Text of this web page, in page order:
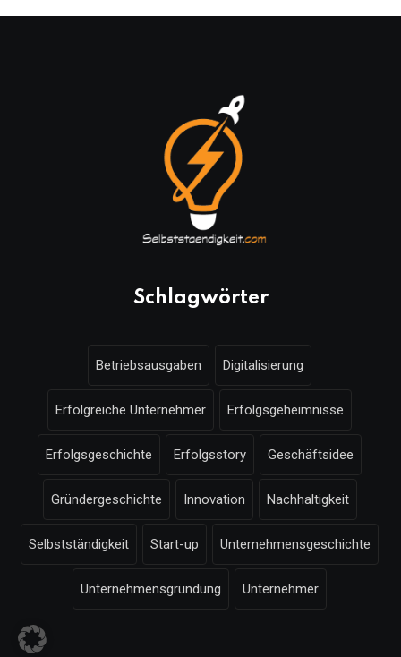
Schlagwörter
Betriebsausgaben Digitalisierung
Erfolgreiche Unternehmer Erfolgsgeheimnisse
Erfolgsgeschichte Erfolgsstory Geschäftsidee
Gründergeschichte Innovation Nachhaltigkeit
Selbstständigkeit Start-up Unternehmensgeschichte
Unternehmensgründung Unternehmer